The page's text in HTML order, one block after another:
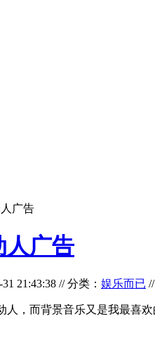
广告
人广告
21:43:38 //分类： 娱乐而已
人，而背景音乐又是我最喜